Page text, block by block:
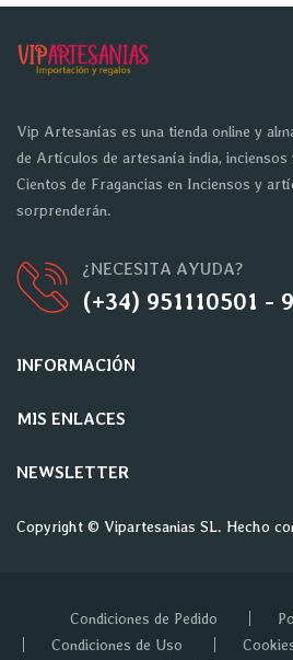
Vip Artesanías es una tienda online y
de Artículos de artesanía india,
Cientos de Fragancias en Inciensos y
sorprenderán.
¿NECESITA AYUDA?
(+34) 951110501 -
INFORMACIÓN
MIS ENLACES
NEWSLETTER
Copyright © Vipartesanias SL. Hecho
Condiciones de Pedido
Condiciones de Uso